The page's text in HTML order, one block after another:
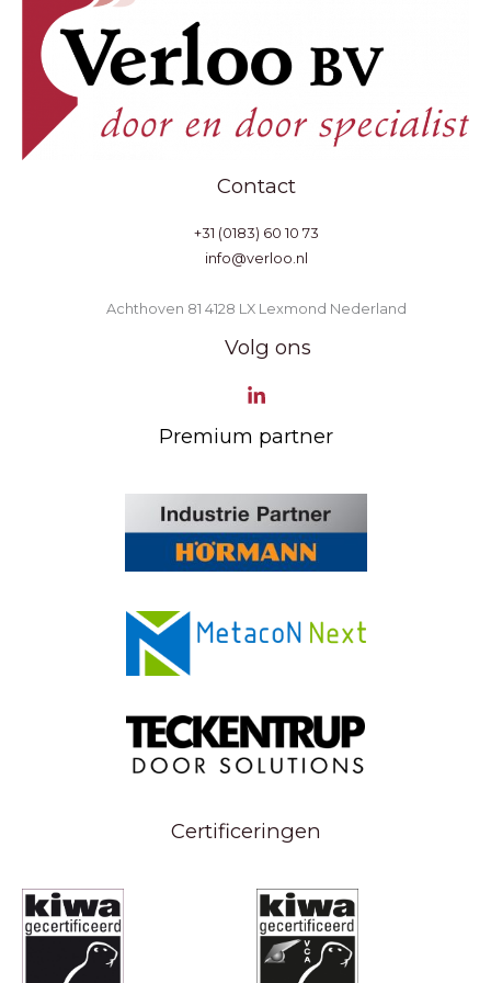
Contact
+31 (0183) 60 10 73
info@verloo.nl
Achthoven 81 4128 LX Lexmond Nederland
Volg ons
Premium partner
Certificeringen